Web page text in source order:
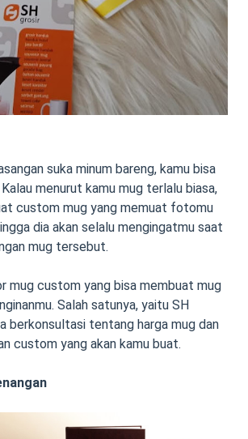
suka minum bareng, kamu bisa
menurut kamu mug terlalu biasa,
custom mug yang memuat fotomu
dia akan selalu mengingatmu saat
mug tersebut.
mug custom yang bisa membuat mug
Salah satunya, yaitu SH
berkonsultasi tentang harga mug dan
custom yang akan kamu buat.